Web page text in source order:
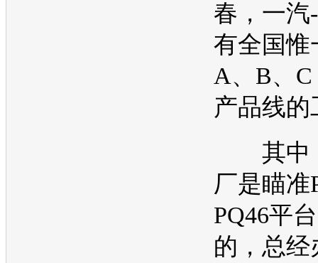
春， 一汽
有全国惟
A、B、
产品线的
其中
厂是瞄准
PQ46平
的，总经